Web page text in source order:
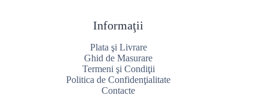
Informaţii
Plata şi Livrare
Ghid de Masurare
Termeni şi Condiţii
Politica de Confidenţialitate
Contacte